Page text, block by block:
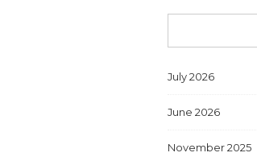
July 2026
June 2026
November 2025